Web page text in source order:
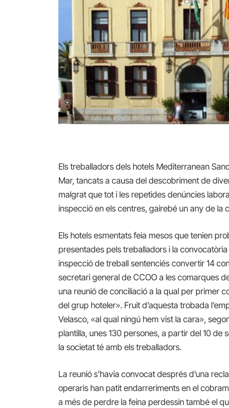
Els treballadors dels hotels Mediterranean
Mar, tancats a causa del descobriment de
malgrat que tot i les repetides denúncies
inspecció en els centres, gairebé un any de la
Els hotels esmentats feia mesos que tenien
presentades pels treballadors i la
inspecció de treball sentenciés convertir 14
secretari general de CCOO a les comarques
una reunió de conciliació a la qual per primer
del grup hoteler». Fruit d’aquesta trobada
Velasco, «al qual ningú hem vist la cara»,
plantilla, unes 130 persones, a partir del 10
la societat té amb els treballadors.
La reunió s’havia convocat després d’una
operaris han patit endarreriments en el
a més de perdre la feina perdessin també el